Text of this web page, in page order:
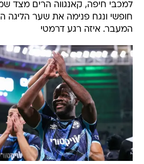
למכבי חיפה, קאנגווה הרים מצד
חופשי ונגח פנימה את שער הליגה
המעבר. איזה רגע דרמטי